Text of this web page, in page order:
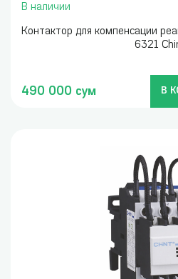
В наличии
Контактор для компенсации
6321
490 000 сум В